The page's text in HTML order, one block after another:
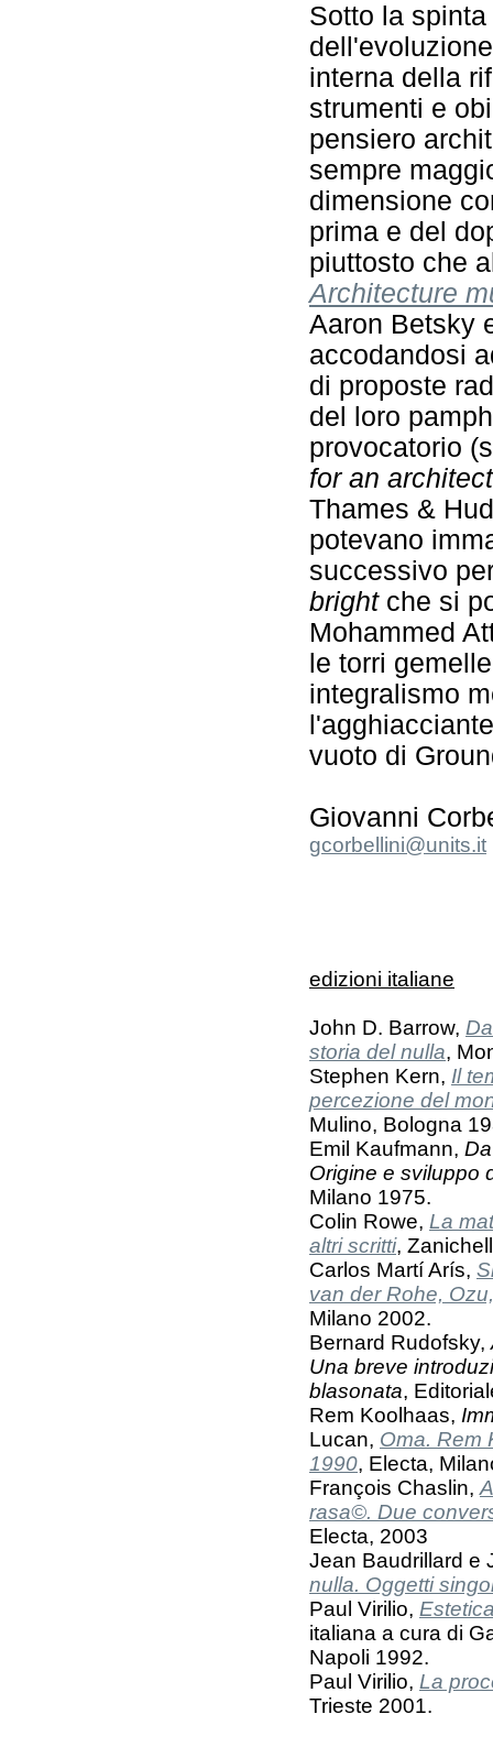
Sotto la
interna della
strumenti e
pensiero
sempre
dimensione
prima e del
piuttosto che
Architecture
Aaron Betsky
accodandosi
di proposte
del loro
provocatorio
for an
Thames &
potevano
successivo
bright che si
Mohammed
le torri
integralismo
vuoto di
Giovanni
gcorbellini@units.it
edizioni italiane
John D. Barrow,
storia del nulla,
Stephen Kern, Il
percezione del
Mulino, Bologna
Emil Kaufmann,
Origine e sviluppo
Milano 1975.
Colin Rowe, La
altri scritti,
Carlos Martí Arís,
van der Rohe,
Milano 2002.
Bernard Rudofsky,
Una breve
blasonata,
Rem Koolhaas,
Lucan, Oma. Rem
1990, Electa,
François Chaslin,
rasa©. Due
Electa, 2003
Jean Baudrillard e
nulla. Oggetti
Paul Virilio,
italiana a cura di
Napoli 1992.
Paul Virilio, La
Trieste 2001.